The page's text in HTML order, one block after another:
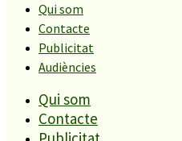
Qui som
Contacte
Publicitat
Audiències
Qui som
Contacte
La construcció
nous al
un any.